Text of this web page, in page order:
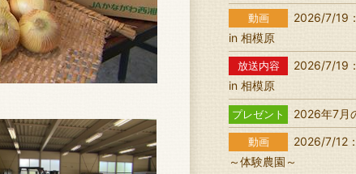
動画
2026/7/19
in 相模原
放送内容
2026/7/19
in 相模原
プレゼント 2026年7月
動画
2026/7/12
～体験農園～